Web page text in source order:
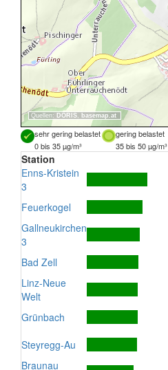
Quellen: DORIS, basemap.at
sehr gering belastet gering belastet
0 bis 35 µg/m³
35 bis 50 µg/m³
Station
Enns-Kristein
3
Feuerkogel
Gallneukirchen
3
Bad Zell
Linz-Neue
Welt
Grünbach
Steyregg-Au
Braunau